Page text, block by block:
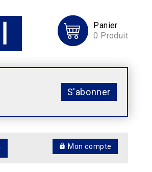
Panier
0 Produit
S'abonner
Mon compte